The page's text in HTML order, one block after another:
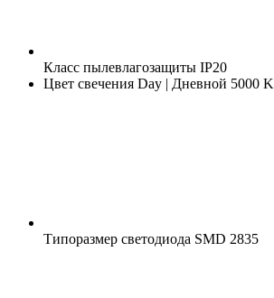
Класс пылевлагозащиты IP20
Цвет свечения Day | Дневной 5000 K
Типоразмер светодиода SMD 2835